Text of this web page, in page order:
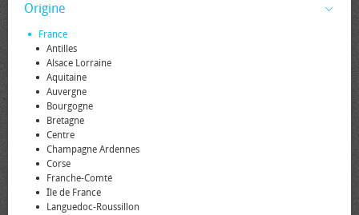
Origine
France
Antilles
Alsace Lorraine
Aquitaine
Auvergne
Bourgogne
Bretagne
Centre
Champagne Ardennes
Corse
Franche-Comté
Île de France
Languedoc-Roussillon